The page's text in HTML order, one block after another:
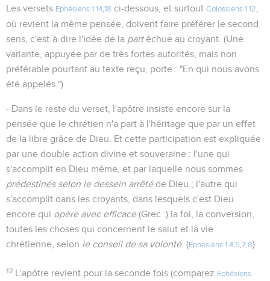
Les versets Ephésiens 1.14 18 ci-dessous, et surtout Colossiens 1.12
où revient la même pensée, doivent faire préférer le second
sens, c'est-à-dire l'idée de la partéchue au croyant. (Une
variante, appuyée par de très fortes autorités, mais non
préférable pourtant au texte reçu, porte : "En qui nous avons
été appelés.")
- Dans le reste du verset, l'apôtre insiste encore sur la
pensée que le chrétien n'a part à l'héritage que par un effet
de la libre grâce de Dieu. Et cette participation est expliquée
par une double action divine et souveraine : l'une qui
s'accomplit en Dieu même, et par laquelle nous sommes
prédestinés selon le dessein arrêtéde Dieu ; l'autre qui
s'accomplit dans les croyants, dans lesquels c'est Dieu
encore qui opère avec efficace(Grec :) la foi, la conversion,
toutes les choses qui concernent le salut et la vie
chrétienne, selon le conseil de sa volonté. (Ephésiens 1.4,5 7,8)
12 L'apôtre revient pour la seconde fois (comparez Ephésiens